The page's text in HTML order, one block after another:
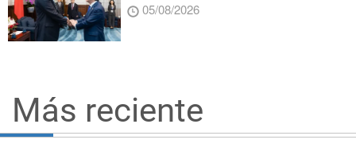
05/08/2026
Más reciente